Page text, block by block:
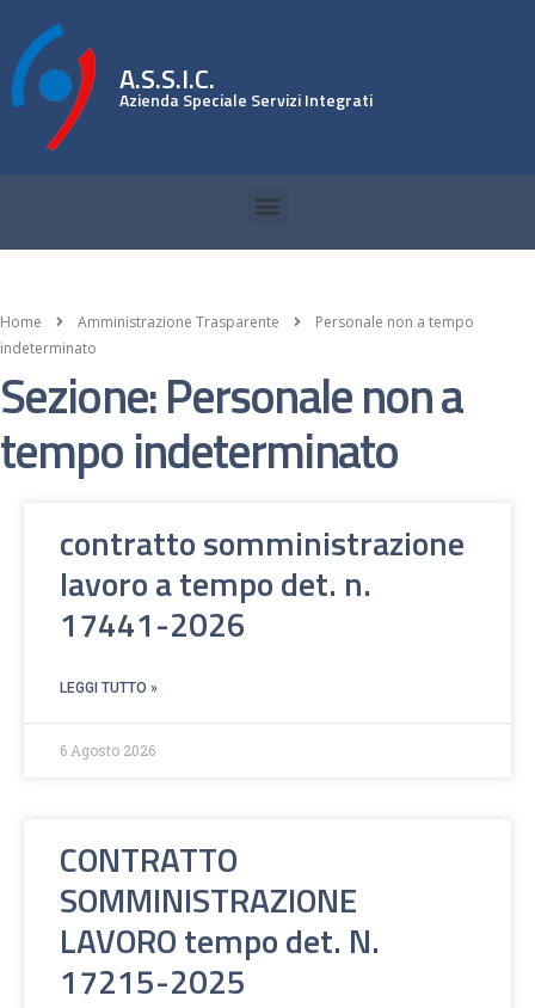
A.S.S.I.C.
Azienda Speciale Servizi Integrati
Home Amministrazione Trasparente
Personale non a tempo
indeterminato
Sezione: Personale non a
tempo indeterminato
contratto somministrazione
lavoro a tempo det. n.
17441-2026
LEGGI TUTTO »
6 Agosto 2026
CONTRATTO
SOMMINISTRAZIONE
LAVORO tempo det. N.
17215-2025